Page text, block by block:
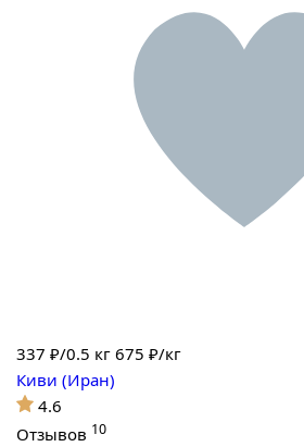
337 ₽/0.5 кг 675 ₽/кг
Киви (Иран)
4.6
Отзывов 10